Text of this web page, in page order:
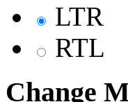
LTR
RTL
Change